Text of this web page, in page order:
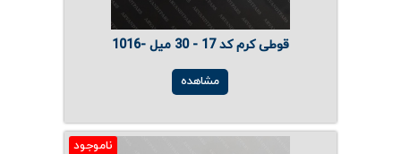
قوطی کرم کد 17 - 30 میل -1016
مشاهده
ناموجود